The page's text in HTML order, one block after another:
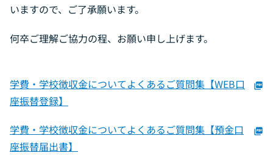
いますので、ご了承願います。
何卒ご理解ご協力の程、お願い申し上げます。
学費・学校徴収金についてよくあるご質問集【WEB口
座振替登録】
picture_as_pdf
学費・学校徴収金についてよくあるご質問集【預金口
座振替届出書】
picture_as_pdf